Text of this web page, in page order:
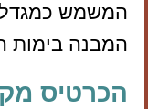
המשמש כמגדל
המבנה בימות
הכרטיס